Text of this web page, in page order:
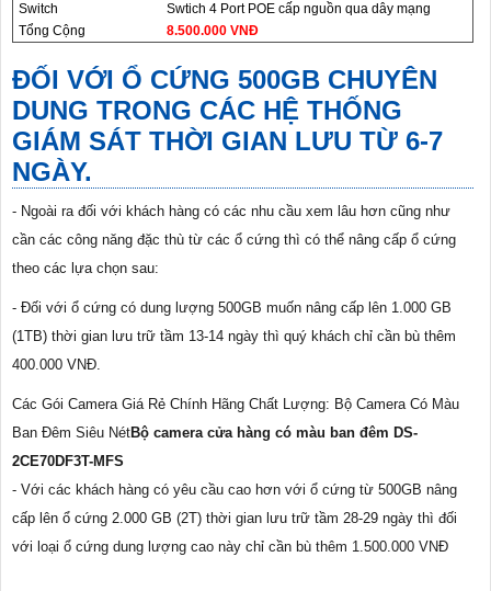
Switch
Swtich 4 Port POE cấp nguồn qua dây mạng
Tổng Cộng
8.500.000 VNĐ
ĐỐI VỚI Ổ CỨNG 500GB CHUYÊN
DUNG TRONG CÁC HỆ THỐNG
GIÁM SÁT THỜI GIAN LƯU TỪ 6-7
NGÀY.
- Ngoài ra đối với khách hàng có các nhu cầu xem lâu hơn cũng như
cần các công năng đặc thù từ các ổ cứng thì có thể nâng cấp ổ cứng
theo các lựa chọn sau:
- Đối với ổ cứng có dung lượng 500GB muốn nâng cấp lên 1.000 GB
(1TB) thời gian lưu trữ tầm 13-14 ngày thì quý khách chỉ cần bù thêm
400.000 VNĐ.
Các Gói Camera Giá Rẻ Chính Hãng Chất Lượng: Bộ Camera Có Màu
Ban Đêm Siêu NétBộ camera cửa hàng có màu ban đêm DS-
2CE70DF3T-MFS
- Với các khách hàng có yêu cầu cao hơn với ổ cứng từ 500GB nâng
cấp lên ổ cứng 2.000 GB (2T) thời gian lưu trữ tầm 28-29 ngày thì đối
với loại ổ cứng dung lượng cao này chỉ cần bù thêm 1.500.000 VNĐ